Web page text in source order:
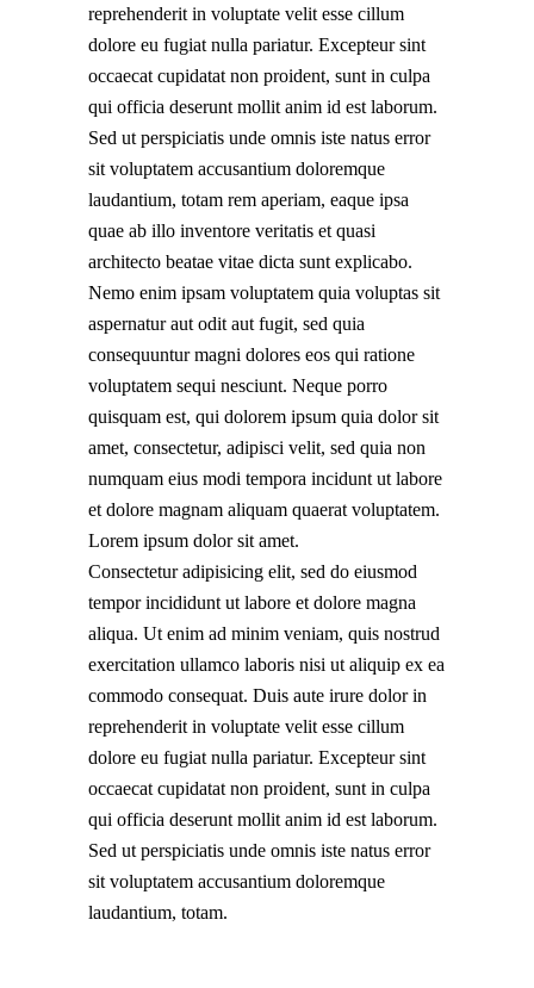
reprehenderit in voluptate velit esse cillum
dolore eu fugiat nulla pariatur. Excepteur sint
occaecat cupidatat non proident, sunt in culpa
qui officia deserunt mollit anim id est laborum.
Sed ut perspiciatis unde omnis iste natus error
sit voluptatem accusantium doloremque
laudantium, totam rem aperiam, eaque ipsa
quae ab illo inventore veritatis et quasi
architecto beatae vitae dicta sunt explicabo.
Nemo enim ipsam voluptatem quia voluptas sit
aspernatur aut odit aut fugit, sed quia
consequuntur magni dolores eos qui ratione
voluptatem sequi nesciunt. Neque porro
quisquam est, qui dolorem ipsum quia dolor sit
amet, consectetur, adipisci velit, sed quia non
numquam eius modi tempora incidunt ut labore
et dolore magnam aliquam quaerat voluptatem.
Lorem ipsum dolor sit amet.
Consectetur adipisicing elit, sed do eiusmod
tempor incididunt ut labore et dolore magna
aliqua. Ut enim ad minim veniam, quis nostrud
exercitation ullamco laboris nisi ut aliquip ex ea
commodo consequat. Duis aute irure dolor in
reprehenderit in voluptate velit esse cillum
dolore eu fugiat nulla pariatur. Excepteur sint
occaecat cupidatat non proident, sunt in culpa
qui officia deserunt mollit anim id est laborum.
Sed ut perspiciatis unde omnis iste natus error
sit voluptatem accusantium doloremque
laudantium, totam.